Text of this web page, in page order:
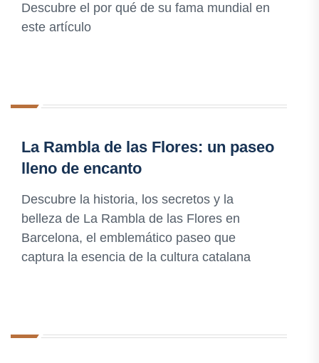
Descubre el por qué de su fama mundial en
este artículo
La Rambla de las Flores: un paseo
lleno de encanto
Descubre la historia, los secretos y la
belleza de La Rambla de las Flores en
Barcelona, el emblemático paseo que
captura la esencia de la cultura catalana